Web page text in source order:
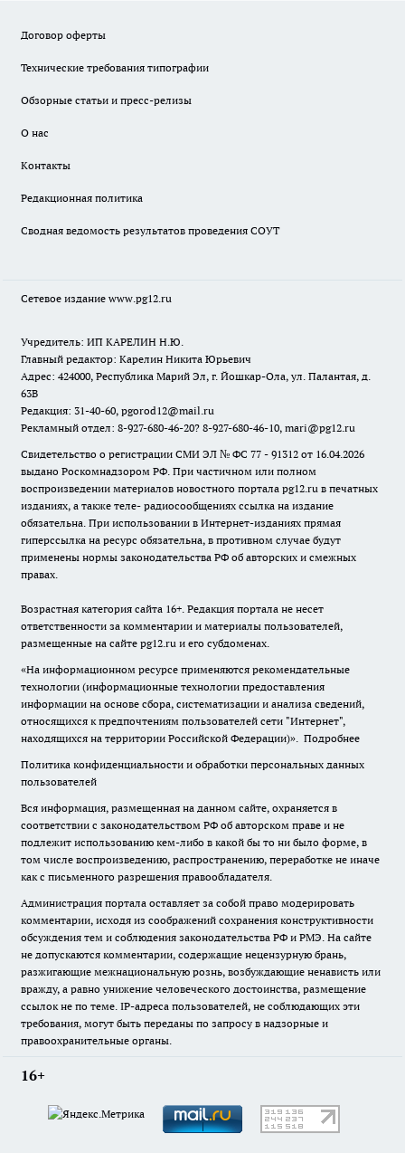
Договор оферты
Технические требования типографии
Обзорные статьи и пресс-релизы
О нас
Контакты
Редакционная политика
Сводная ведомость результатов проведения СОУТ
Сетевое издание www.pg12.ru
Учредитель: ИП КАРЕЛИН Н.Ю.
Главный редактор: Карелин Никита Юрьевич
Адрес: 424000, Республика Марий Эл, г. Йошкар-Ола, ул. Палантая, д.
63В
Редакция: 31-40-60, pgorod12@mail.ru
Рекламный отдел: 8-927-680-46-20? 8-927-680-46-10, mari@pg12.ru
Свидетельство о регистрации СМИ ЭЛ № ФС 77 - 91312 от 16.04.2026
выдано Роскомнадзором РФ. При частичном или полном
воспроизведении материалов новостного портала pg12.ru в печатных
изданиях, а также теле- радиосообщениях ссылка на издание
обязательна. При использовании в Интернет-изданиях прямая
гиперссылка на ресурс обязательна, в противном случае будут
применены нормы законодательства РФ об авторских и смежных
правах.
Возрастная категория сайта 16+. Редакция портала не несет
ответственности за комментарии и материалы пользователей,
размещенные на сайте pg12.ru и его субдоменах.
«На информационном ресурсе применяются рекомендательные
технологии (информационные технологии предоставления
информации на основе сбора, систематизации и анализа сведений,
относящихся к предпочтениям пользователей сети "Интернет",
находящихся на территории Российской Федерации)». Подробнее
Политика конфиденциальности и обработки персональных данных
пользователей
Вся информация, размещенная на данном сайте, охраняется в
соответствии с законодательством РФ об авторском праве и не
подлежит использованию кем-либо в какой бы то ни было форме, в
том числе воспроизведению, распространению, переработке не иначе
как с письменного разрешения правообладателя.
Администрация портала оставляет за собой право модерировать
комментарии, исходя из соображений сохранения конструктивности
обсуждения тем и соблюдения законодательства РФ и РМЭ. На сайте
не допускаются комментарии, содержащие нецензурную брань,
разжигающие межнациональную рознь, возбуждающие ненависть или
вражду, а равно унижение человеческого достоинства, размещение
ссылок не по теме. IP-адреса пользователей, не соблюдающих эти
требования, могут быть переданы по запросу в надзорные и
правоохранительные органы.
16+